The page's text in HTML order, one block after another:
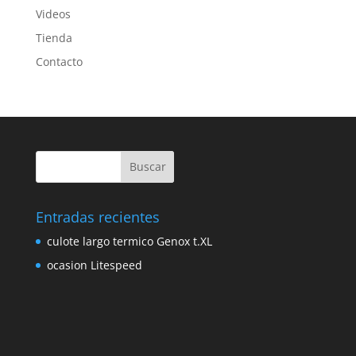
Videos
Tienda
Contacto
Entradas recientes
culote largo termico Genox t.XL
ocasion Litespeed